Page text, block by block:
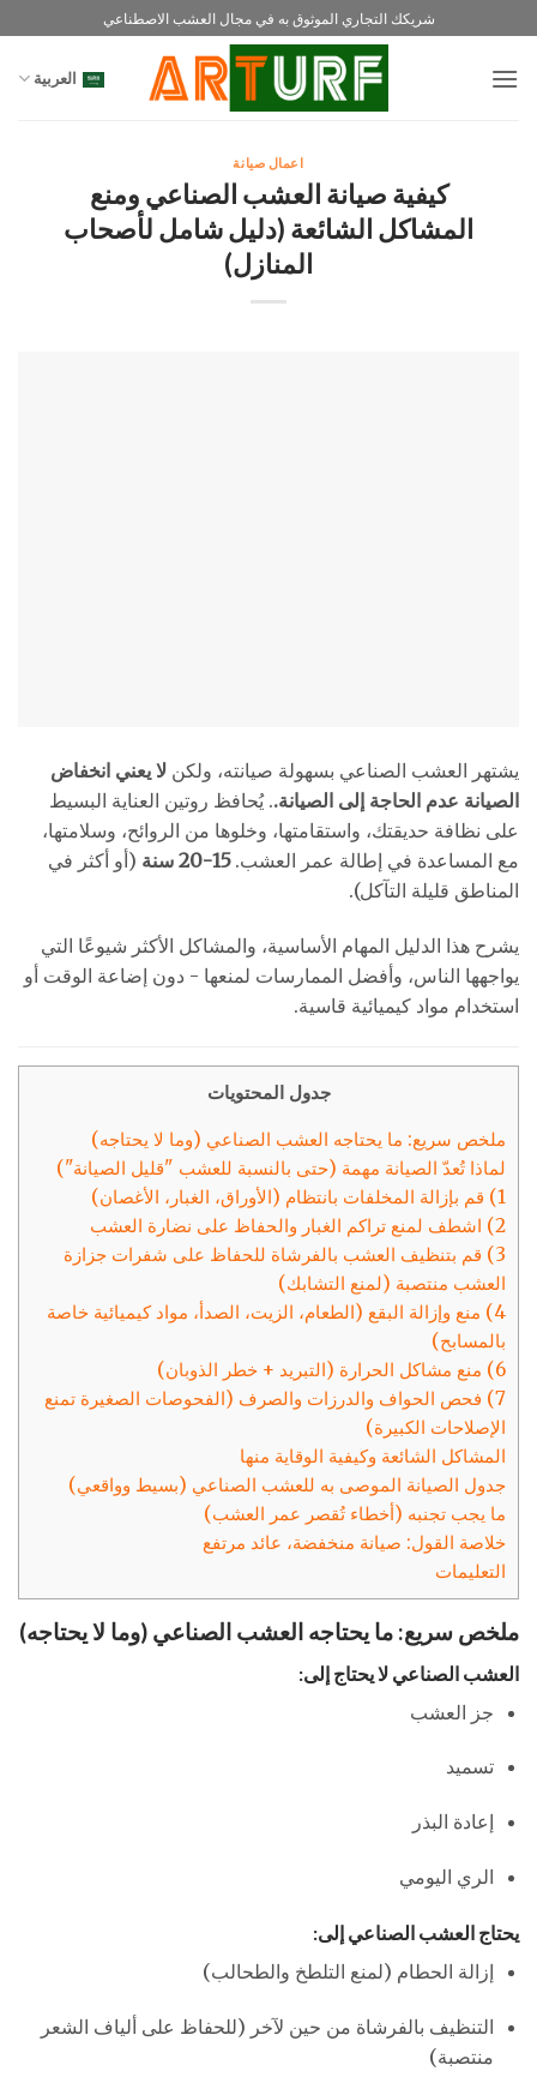
للمحتوى
شريكك التجاري الموثوق به في مجال العشب الاصطناعي
العربية
اعمال صيانة
كيفية صيانة العشب الصناعي ومنع
المشاكل الشائعة (دليل شامل لأصحاب
المنازل)
يشتهر العشب الصناعي بسهولة صيانته، ولكن لا يعني انخفاض
الصيانة عدم الحاجة إلى الصيانة.. يُحافظ روتين العناية البسيط
على نظافة حديقتك، واستقامتها، وخلوها من الروائح، وسلامتها،
مع المساعدة في إطالة عمر العشب.15-20 سنة
(أو أكثر في
المناطق قليلة التآكل).
يشرح هذا الدليل المهام الأساسية، والمشاكل الأكثر شيوعًا التي
يواجهها الناس، وأفضل الممارسات لمنعها - دون إضاعة الوقت أو
استخدام مواد كيميائية قاسية.
جدول المحتويات
ملخص سريع: ما يحتاجه العشب الصناعي (وما لا يحتاجه)
لماذا تُعدّ الصيانة مهمة (حتى بالنسبة للعشب "قليل الصيانة")
1) قم بإزالة المخلفات بانتظام (الأوراق، الغبار، الأغصان)
2) اشطف لمنع تراكم الغبار والحفاظ على نضارة العشب
3) قم بتنظيف العشب بالفرشاة للحفاظ على شفرات جزازة
العشب منتصبة (لمنع التشابك)
4) منع وإزالة البقع (الطعام، الزيت، الصدأ، مواد كيميائية خاصة
بالمسابح)
6) منع مشاكل الحرارة (التبريد + خطر الذوبان)
7) فحص الحواف والدرزات والصرف (الفحوصات الصغيرة تمنع
الإصلاحات الكبيرة)
المشاكل الشائعة وكيفية الوقاية منها
جدول الصيانة الموصى به للعشب الصناعي (بسيط وواقعي)
ما يجب تجنبه (أخطاء تُقصر عمر العشب)
خلاصة القول: صيانة منخفضة، عائد مرتفع
التعليمات
ملخص سريع: ما يحتاجه العشب الصناعي (وما لا يحتاجه)
العشب الصناعي لا يحتاج إلى:
جز العشب
تسميد
إعادة البذر
الري اليومي
يحتاج العشب الصناعي إلى:
إزالة الحطام (لمنع التلطخ والطحالب)
التنظيف بالفرشاة من حين لآخر (للحفاظ على ألياف الشعر
منتصبة)